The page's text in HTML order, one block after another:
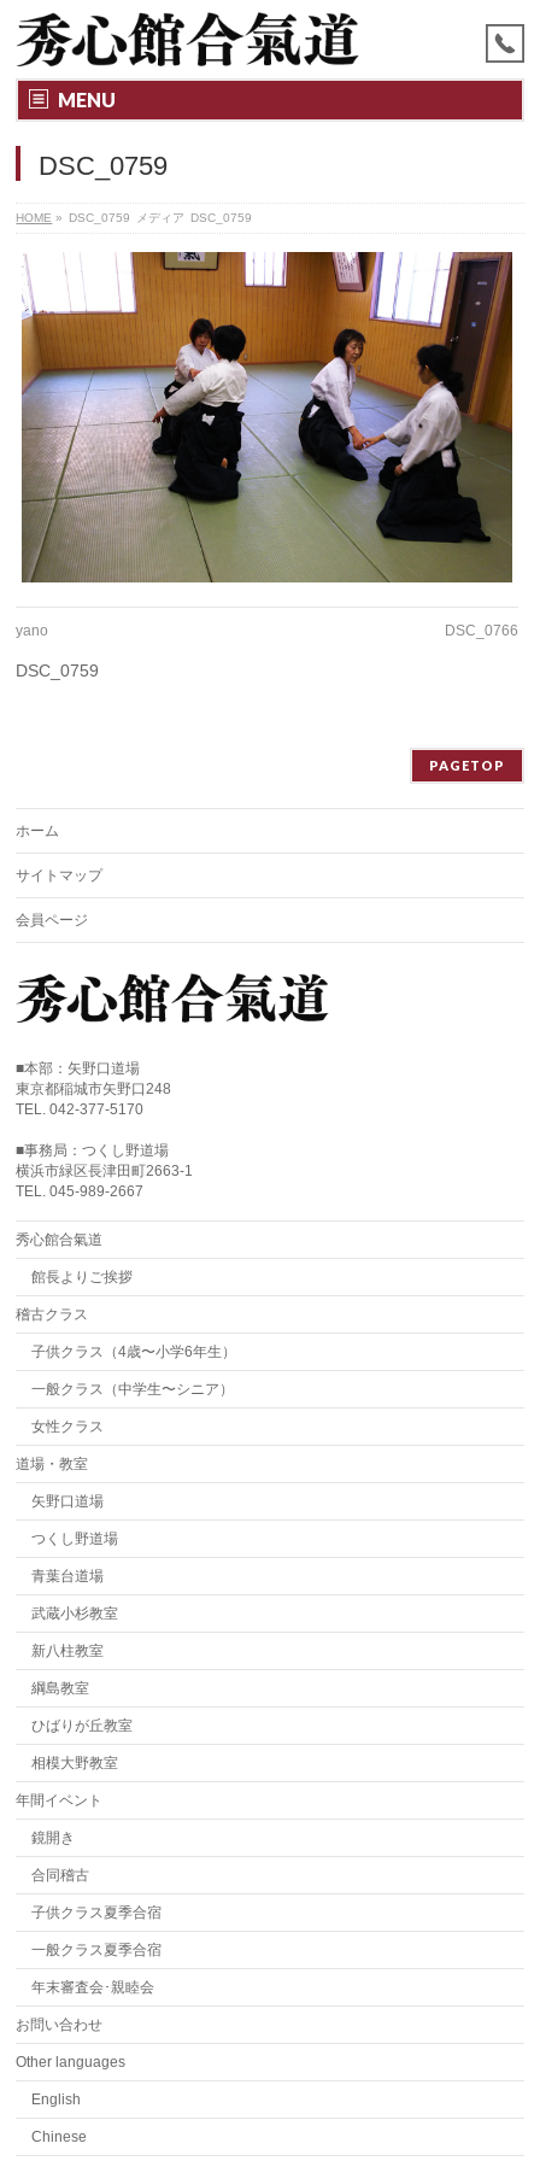
MENU
DSC_0759
HOME » DSC_0759 メディア DSC_0759
yano DSC_0766
DSC_0759
PAGETOP
ホーム
サイトマップ
会員ページ
■本部：矢野口道場
東京都稲城市矢野口248
TEL. 042-377-5170
■事務局：つくし野道場
横浜市緑区長津田町2663-1
TEL. 045-989-2667
秀心館合氣道
館長よりご挨拶
稽古クラス
子供クラス（4歳〜小学6年生）
一般クラス（中学生〜シニア）
女性クラス
道場・教室
矢野口道場
つくし野道場
青葉台道場
武蔵小杉教室
新八柱教室
綱島教室
ひばりが丘教室
相模大野教室
年間イベント
鏡開き
合同稽古
子供クラス夏季合宿
一般クラス夏季合宿
年末審査会･親睦会
お問い合わせ
Other languages
English
Chinese